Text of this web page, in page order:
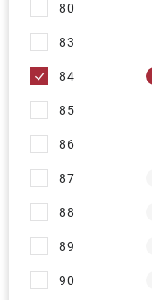
80
83
84
85
86
87
88
89
90